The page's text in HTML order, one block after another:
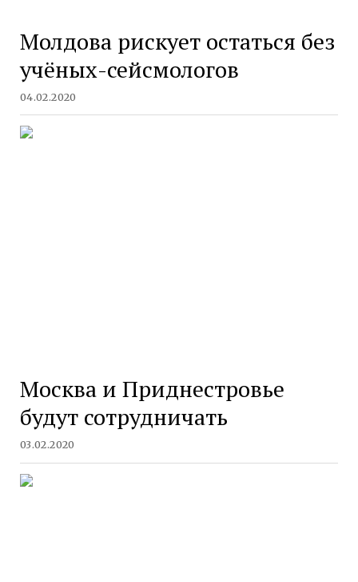
Молдова рискует остаться без
учёных-сейсмологов
04.02.2020
Москва и Приднестровье
будут сотрудничать
03.02.2020